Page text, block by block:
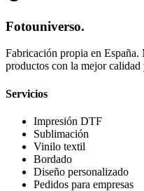
Fotouniverso.
Fabricación propia en España.
productos con la mejor calidad
Servicios
Impresión DTF
Sublimación
Vinilo textil
Bordado
Diseño personalizado
Pedidos para empresas